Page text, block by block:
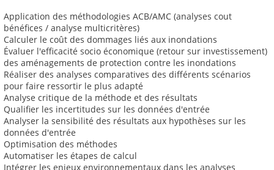
Application des méthodologies ACB/AMC (analyses cout
bénéfices / analyse multicritères)
Calculer le coût des dommages liés aux inondations
Évaluer l'efficacité socio économique (retour sur investissement)
des aménagements de protection contre les inondations
Réaliser des analyses comparatives des différents scénarios
pour faire ressortir le plus adapté
Analyse critique de la méthode et des résultats
Qualifier les incertitudes sur les données d'entrée
Analyser la sensibilité des résultats aux hypothèses sur les
données d'entrée
Optimisation des méthodes
Automatiser les étapes de calcul
Intégrer les enjeux environnementaux dans les analyses